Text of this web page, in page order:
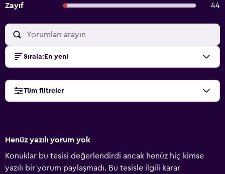
Zayıf
44
Sırala: En yeni
Tüm filtreler
Henüz yazılı yorum yok
Konuklar bu tesisi değerlendirdi ancak henüz hiç kimse
yazılı bir yorum paylaşmadı. Bu tesisle ilgili karar